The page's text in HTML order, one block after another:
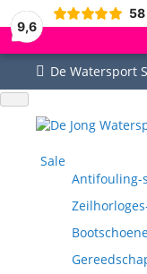
9,6
58
De Watersport
Sale
Antifouling-